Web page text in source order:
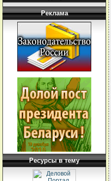
Реклама
Ресурсы в тему